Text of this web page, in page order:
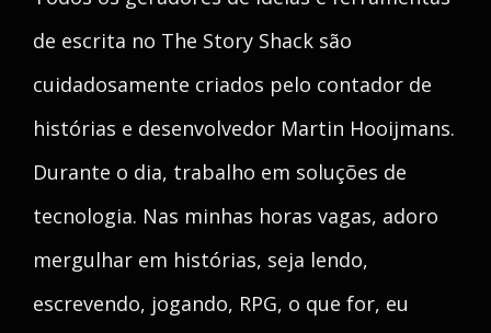
de escrita no The Story Shack são
cuidadosamente criados pelo contador de
histórias e desenvolvedor Martin Hooijmans.
Durante o dia, trabalho em soluções de
tecnologia. Nas minhas horas vagas, adoro
mergulhar em histórias, seja lendo,
escrevendo, jogando, RPG, o que for, eu